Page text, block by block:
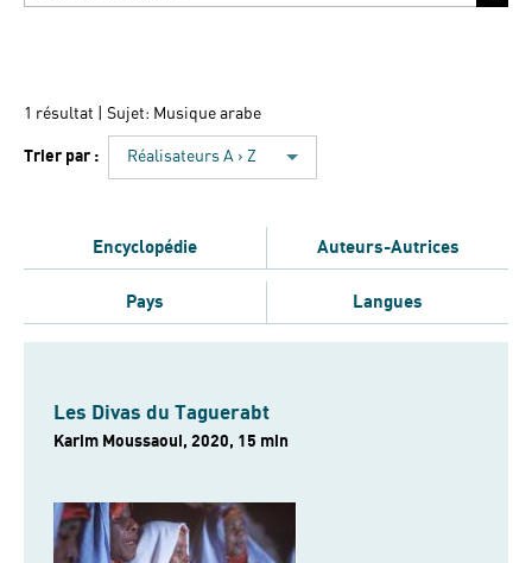
1 résultat | Sujet: Musique arabe
Trier par : Réalisateurs A › Z
Encyclopédie Auteurs-Autrices
Pays Langues
Les Divas du Taguerabt
Karim Moussaoui, 2020, 15 min